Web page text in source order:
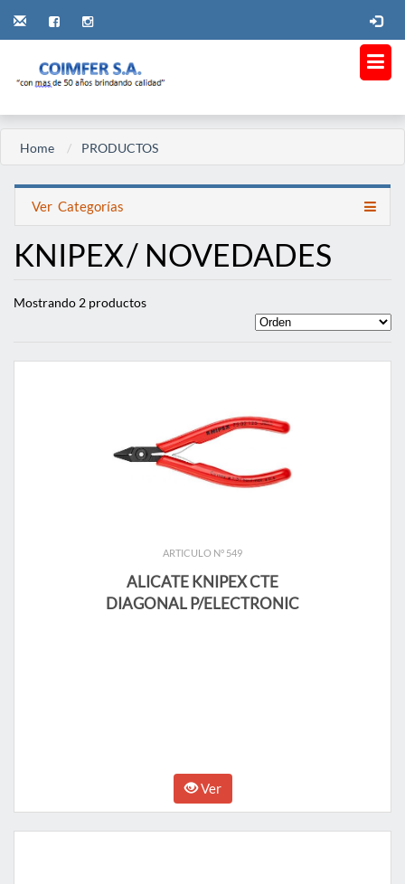
Home PRODUCTOS
Ver Categorías
KNIPEX/ NOVEDADES
Mostrando 2 productos
ARTICULO N° 549
ALICATE KNIPEX CTE
DIAGONAL P/ELECTRONIC
Ver